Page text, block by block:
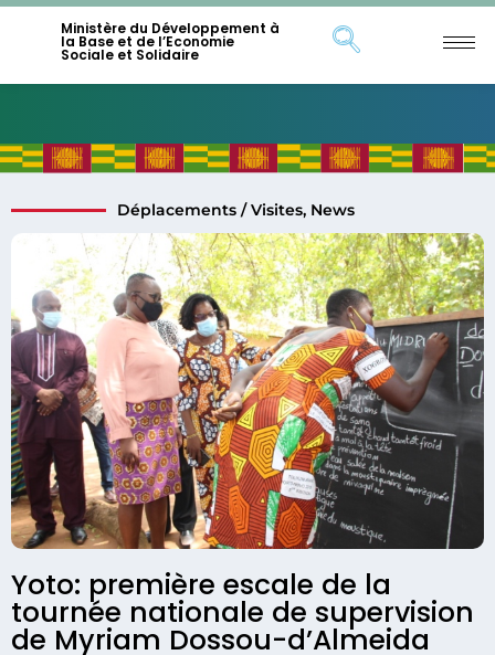
Ministère du Développement à
la Base et de l’Economie
Sociale et Solidaire
Yoto: première escale de la
tournée nationale de supervision
de Myriam Dossou-d’Almeida
Déplacements / Visites, News